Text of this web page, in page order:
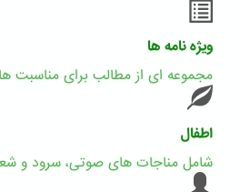
ویژه نامه ها
مجموعه ای از مطالب برای مناسبت
اطفال
شامل مناجات های صوتی، سرود و